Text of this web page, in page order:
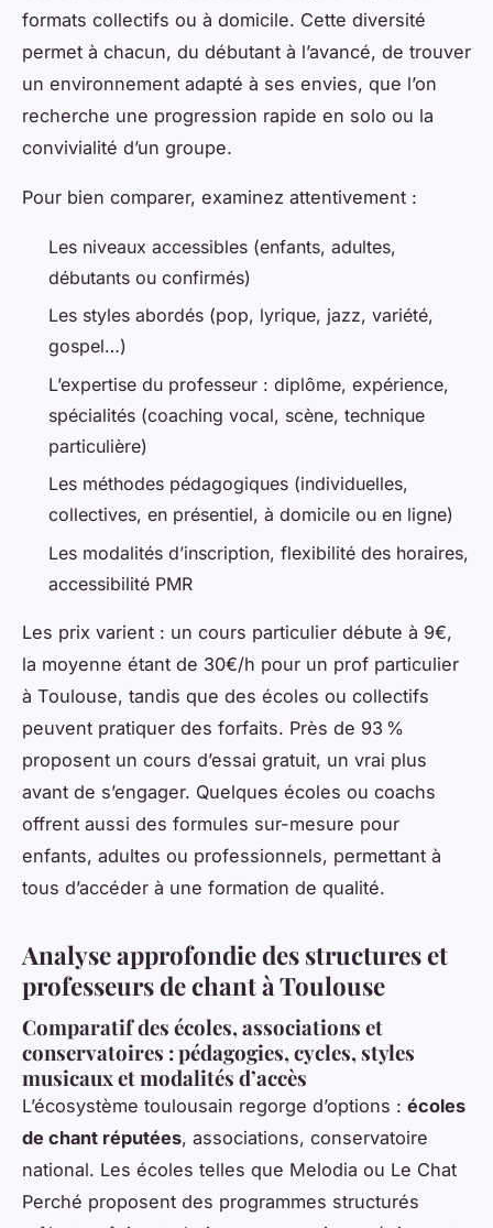
formats collectifs ou à domicile. Cette diversité
permet à chacun, du débutant à l’avancé, de trouver
un environnement adapté à ses envies, que l’on
recherche une progression rapide en solo ou la
convivialité d’un groupe.
Pour bien comparer, examinez attentivement :
Les niveaux accessibles (enfants, adultes,
débutants ou confirmés)
Les styles abordés (pop, lyrique, jazz, variété,
gospel…)
L’expertise du professeur : diplôme, expérience,
spécialités (coaching vocal, scène, technique
particulière)
Les méthodes pédagogiques (individuelles,
collectives, en présentiel, à domicile ou en ligne)
Les modalités d’inscription, flexibilité des horaires,
accessibilité PMR
Les prix varient : un cours particulier débute à 9€,
la moyenne étant de 30€/h pour un prof particulier
à Toulouse, tandis que des écoles ou collectifs
peuvent pratiquer des forfaits. Près de 93 %
proposent un cours d’essai gratuit, un vrai plus
avant de s’engager. Quelques écoles ou coachs
offrent aussi des formules sur-mesure pour
enfants, adultes ou professionnels, permettant à
tous d’accéder à une formation de qualité.
Analyse approfondie des structures et
professeurs de chant à Toulouse
Comparatif des écoles, associations et
conservatoires : pédagogies, cycles, styles
musicaux et modalités d’accès
L’écosystème toulousain regorge d’options : écoles
de chant réputées, associations, conservatoire
national. Les écoles telles que Melodia ou Le Chat
Perché proposent des programmes structurés